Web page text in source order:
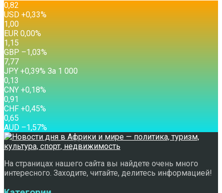
0,82
USD +0,33%
1,00
EUR 0,00%
1,15
GBP –1,03%
7,77
JPY +0,39% За 1 000
0,13
CNY +0,18%
0,91
CHF +0,45%
0,65
AUD –1,57%
На страницах нашего сайта вы найдете очень много
интересного. Заходите, читайте, делитесь информацией!